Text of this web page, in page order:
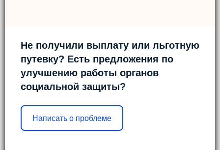
Не получили выплату или льготную
путевку? Есть предложения по
улучшению работы органов
социальной защиты?
Написать о проблеме